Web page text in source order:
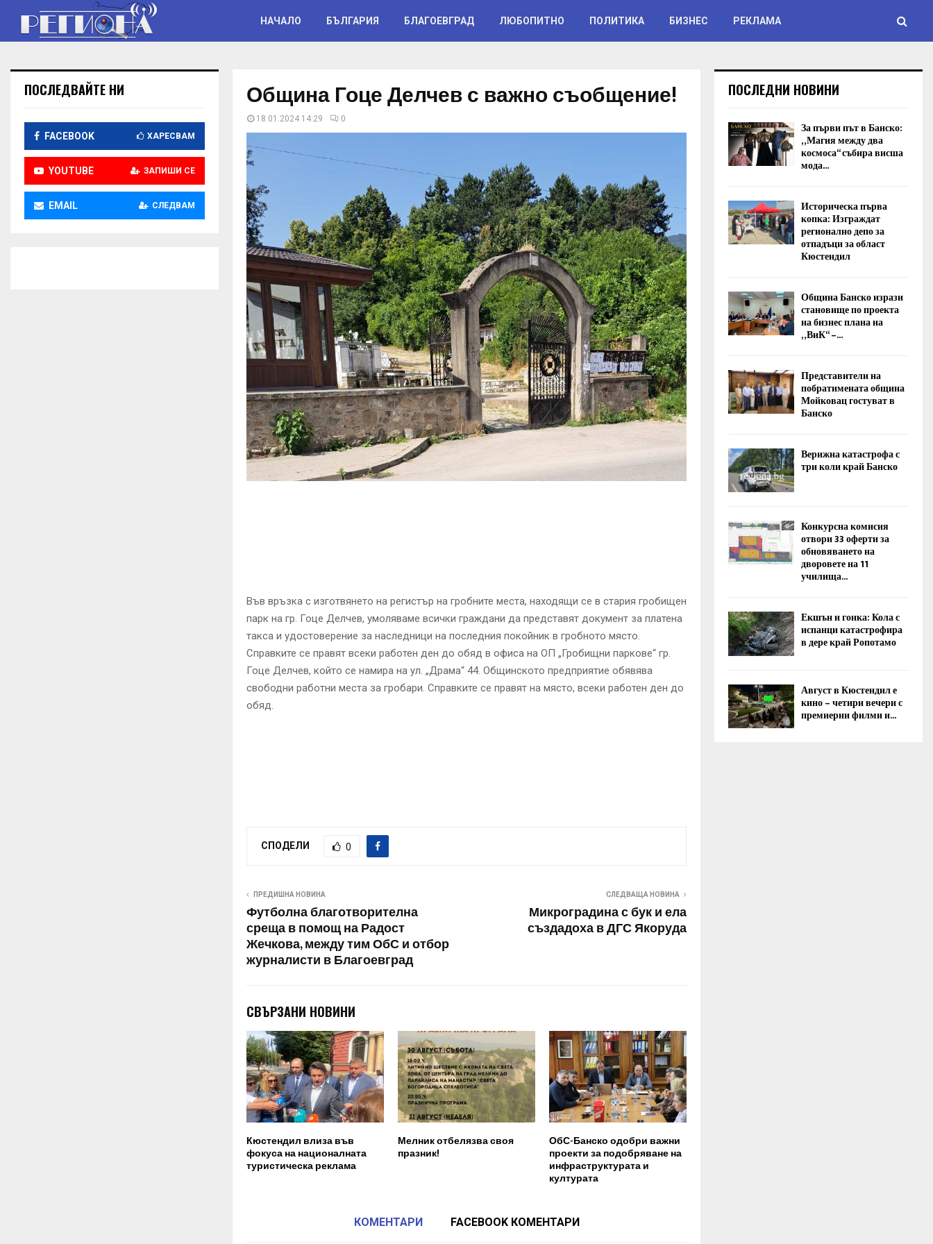
НАЧАЛО БЪЛГАРИЯ БЛАГОЕВГРАД ЛЮБОПИТНО ПОЛИТИКА БИЗНЕС РЕКЛАМА
Община Гоце Делчев с важно съобщение!
18.01.2024 14:29 0
Във връзка с изготвянето на регистър на гробните места, находящи се в стария гробищен
парк на гр. Гоце Делчев, умоляваме всички граждани да представят документ за платена
такса и удостоверение за наследници на последния покойник в гробното място.
Справките се правят всеки работен ден до обяд в офиса на ОП „Гробищни паркове“ гр.
Гоце Делчев, който се намира на ул. „Драма“ 44. Общинското предприятие обявява
свободни работни места за гробари. Справките се правят на място, всеки работен ден до
обяд.
СПОДЕЛИ 0
ПРЕДИШНА НОВИНА
Футболна благотворителна
среща в помощ на Радост
Жечкова, между тим ОбС и отбор
журналисти в Благоевград
СЛЕДВАЩА НОВИНА
Микроградина с бук и ела
създадоха в ДГС Якоруда
СВЪРЗАНИ НОВИНИ
Кюстендил влиза във
фокуса на националната
туристическа реклама
Мелник отбелязва своя
празник!
ОбС-Банско одобри важни
проекти за подобряване на
инфраструктурата и
културата
КОМЕНТАРИ FACEBOOK КОМЕНТАРИ
ПОСЛЕДВАЙТЕ НИ
FACEBOOK ХАРЕСВАМ
YOUTUBE ЗАПИШИ СЕ
EMAIL СЛЕДВАМ
ПОСЛЕДНИ НОВИНИ
За първи път в Банско:
„Магия между два
космоса“ събира висша
мода...
Историческа първа
копка: Изграждат
регионално депо за
отпадъци за област
Кюстендил
Община Банско изрази
становище по проекта
на бизнес плана на
„ВиК“ –...
Представители на
побратимената община
Мойковац гостуват в
Банско
Верижна катастрофа с
три коли край Банско
Конкурсна комисия
отвори 33 оферти за
обновяването на
дворовете на 11
училища...
Екшън и гонка: Кола с
испанци катастрофира
в дере край Ропотамо
Август в Кюстендил е
кино – четири вечери с
премиерни филми и...